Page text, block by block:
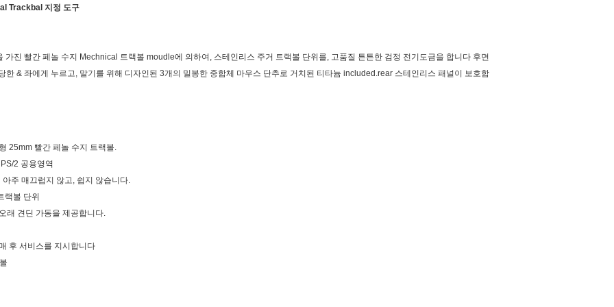
Trackbal 지정 도구
진 빨간 페놀 수지 Mechnical 트랙볼 moudle에 의하여, 스테인리스 주거 트랙볼 단위를, 고품질 튼튼한 검정 전기도금을 합니다 후면
한 & 좌에게 누르고, 말기를 위해 디자인된 3개의 밀봉한 중합체 마우스 단추로 거치된 티타늄 included.rear 스테인리스 패널이 보호합
25mm 빨간 페놀 수지 트랙볼.
2 공용영역
주 매끄럽지 않고, 쉽지 않습니다.
랙볼 단위
래 견딘 가동을 제공합니다.
후 서비스를 지시합니다